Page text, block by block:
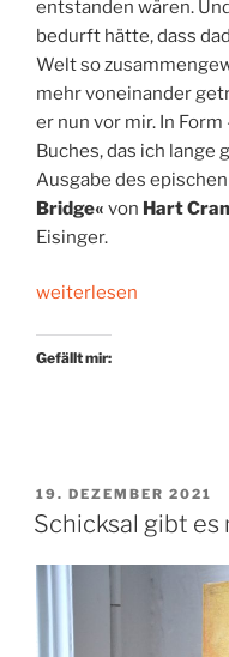
entstanden wären.
bedurft hätte, dass
Welt so
mehr voneinander
er nun vor mir. In
Buches, das ich lange
Ausgabe des
Bridge« von Hart
Eisinger.
„Die
nach
weiterlesen
Gefällt mir:
VERÖFFENTLICHT
AM
19. DEZEMBER 2021
Schicksal gibt es